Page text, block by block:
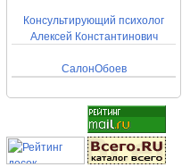
Консультирующий психолог
Алексей Константинович
СалонОбоев